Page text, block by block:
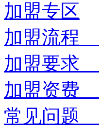
加盟专区
加盟流程
加盟要求
加盟资费
常见问题